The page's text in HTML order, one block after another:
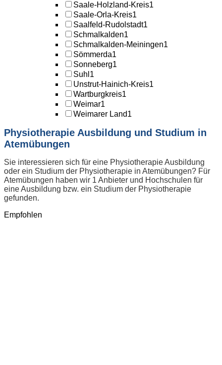
Saale-Holzland-Kreis1
Saale-Orla-Kreis1
Saalfeld-Rudolstadt1
Schmalkalden1
Schmalkalden-Meiningen1
Sömmerda1
Sonneberg1
Suhl 1
Unstrut-Hainich-Kreis1
Wartburgkreis1
Weimar1
Weimarer Land1
Physiotherapie Ausbildung und Studium in
Atemübungen
Sie interessieren sich für eine Physiotherapie Ausbildung
oder ein Studium der Physiotherapie in Atemübungen? Für
Atemübungen haben wir 1 Anbieter und Hochschulen für
eine Ausbildung bzw. ein Studium der Physiotherapie
gefunden.
Empfohlen